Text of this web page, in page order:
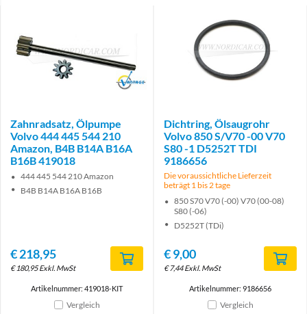
Brand
Zahnradsatz, Ölpumpe
Volvo 444 445 544 210
Amazon, B4B B14A B16A
B16B 419018
444 445 544 210 Amazon
B4B B14A B16A B16B
€218,95
€180,95 Exkl. MwSt
Artikelnummer: 419018-KIT
Vergleich
Dichtring, Ölsaugrohr
Volvo 850 S/V70 -00 V70
S80 -1 D5252T TDI
9186656
Die voraussichtliche Lieferzeit
beträgt 1 bis 2 tage
850 S70 V70 (-00) V70 (00-08)
S80 (-06)
D5252T (TDi)
€9,00
€7,44 Exkl. MwSt
Artikelnummer: 9186656
Vergleich